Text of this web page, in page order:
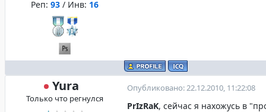
Реп: 93 / Инв: 16
Yura
Только что регнулся
Опубликовано: 22.12.2010, 11:22:08
PrIzRaK, сейчас я нахожусь в